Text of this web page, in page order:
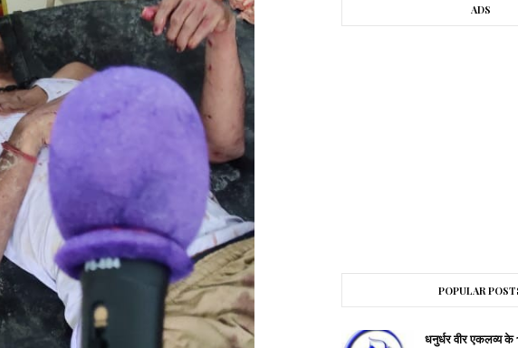
ADS
POPULAR
धनुर्धर वीर एकलव्य